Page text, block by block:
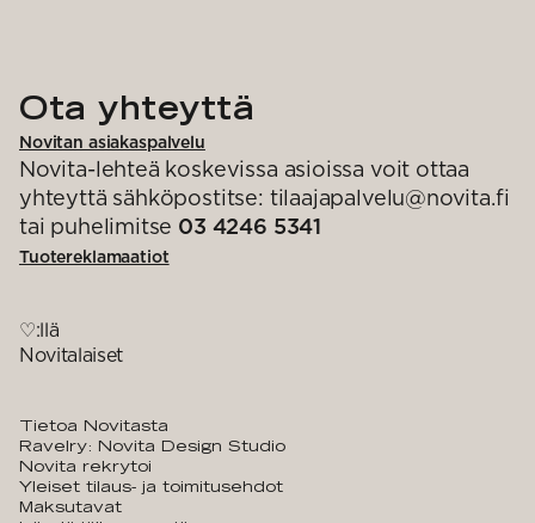
Ota yhteyttä
Novitan asiakaspalvelu
Novita-lehteä koskevissa asioissa voit ottaa
yhteyttä sähköpostitse: tilaajapalvelu@novita.fi
tai puhelimitse 03 4246 5341
Tuotereklamaatiot
♡:llä
Novitalaiset
Tietoa Novitasta
Ravelry: Novita Design Studio
Novita rekrytoi
Yleiset tilaus- ja toimitusehdot
Maksutavat